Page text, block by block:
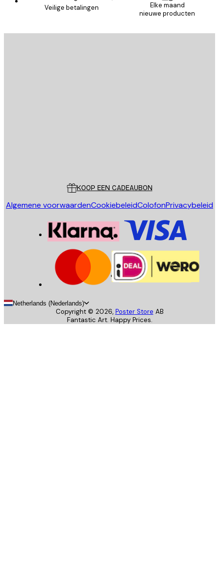
Veilige betalingen
Elke maand
nieuwe producten
KOOP EEN CADEAUBON
Algemene voorwaardenCookiebeleidColofonPrivacybeleid
Netherlands (Nederlands)
Copyright © 2026, Poster Store AB
Fantastic Art. Happy Prices.